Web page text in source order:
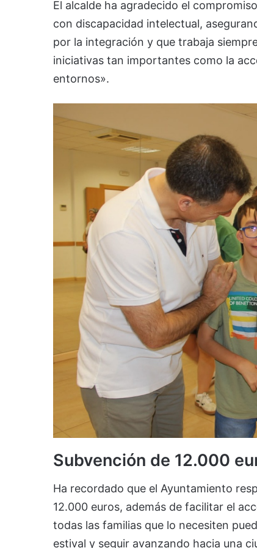
El alcalde ha agradecido el
con discapacidad intelectual,
por la integración y que trabaja
iniciativas tan importantes como la
entornos».
Subvención de 12.000
Ha recordado que el Ayuntamiento
12.000 euros, además de facilitar el
todas las familias que lo necesiten
estival y seguir avanzando hacia una